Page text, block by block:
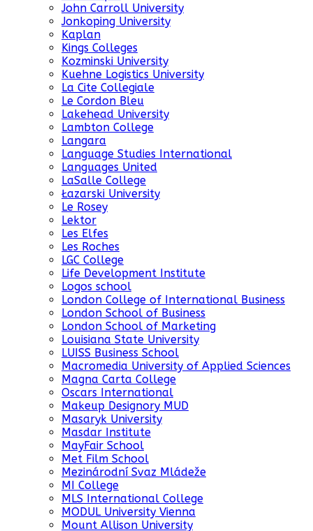
John Carroll University
Jonkoping University
Kaplan
Kings Colleges
Kozminski University
Kuehne Logistics University
La Cite Collegiale
Le Cordon Bleu
Lakehead University
Lambton College
Langara
Language Studies International
Languages United
LaSalle College
Łazarski University
Le Rosey
Lektor
Les Elfes
Les Roches
LGC College
Life Development Institute
Logos school
London College of International Business
London School of Business
London School of Marketing
Louisiana State University
LUISS Business School
Macromedia University of Applied Sciences
Magna Carta College
Oscars International
Makeup Designory MUD
Masaryk University
Masdar Institute
MayFair School
Met Film School
Mezinárodní Svaz Mládeže
MI College
MLS International College
MODUL University Vienna
Mount Allison University